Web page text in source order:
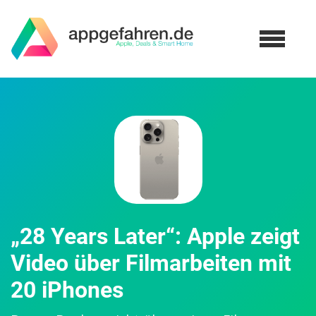
„28 Years Later“: Apple zeigt
Video über Filmarbeiten mit
20 iPhones